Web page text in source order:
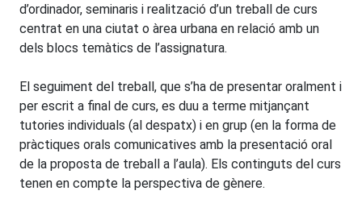
d’ordinador, seminaris i realització d’un treball de curs
centrat en una ciutat o àrea urbana en relació amb un
dels blocs temàtics de l’assignatura.
El seguiment del treball, que s’ha de presentar oralment i
per escrit a final de curs, es duu a terme mitjançant
tutories individuals (al despatx) i en grup (en la forma de
pràctiques orals comunicatives amb la presentació oral
de la proposta de treball a l’aula). Els continguts del curs
tenen en compte la perspectiva de gènere.